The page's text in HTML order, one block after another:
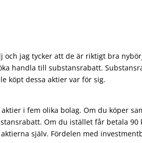
jag tycker att de är riktigt bra
handla till substansrabatt.
köpt dessa aktier var för sig.
i fem olika bolag. Om du köper
Om du istället får betala
själv. Fördelen med